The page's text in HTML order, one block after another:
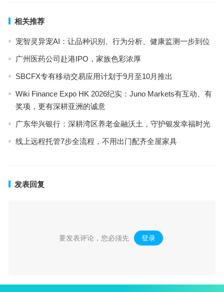
相关推荐
宠智灵异宠AI：让品种识别、行为分析、健康监测一步到位
广州医药公司赴港IPO，家族色彩浓厚
SBCFX专有移动交易应用计划于9月至10月推出
Wiki Finance Expo HK 2026纪实：Juno Markets有互动、有
奖项，更有深耕亚洲的诚意
广东华兴银行：深耕湾区养老金融沃土，守护银发幸福时光
线上远程托管7步全流程，不用出门配齐全屋家具
发表回复
要发表评论，您必须先 登录 。